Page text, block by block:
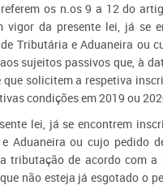
os n.os 9 a 12 do
da presente lei, já se
Tributária e Aduaneira ou
sujeitos passivos que, à
solicitem a respetiva
condições em 2019 ou
lei, já se encontrem
Aduaneira ou cujo pedido
tributação de acordo com a
não esteja já esgotado o